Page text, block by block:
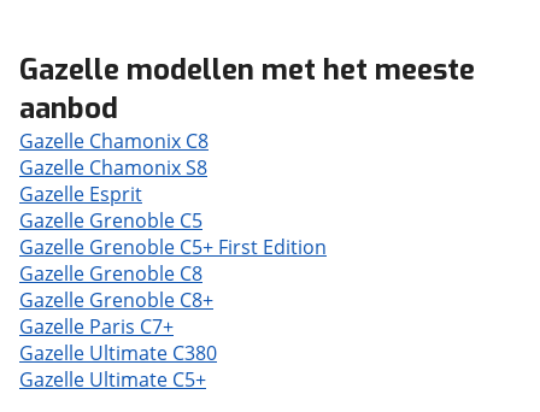
Gazelle modellen met het meeste
aanbod
Gazelle Chamonix C8
Gazelle Chamonix S8
Gazelle Esprit
Gazelle Grenoble C5
Gazelle Grenoble C5+ First Edition
Gazelle Grenoble C8
Gazelle Grenoble C8+
Gazelle Paris C7+
Gazelle Ultimate C380
Gazelle Ultimate C5+